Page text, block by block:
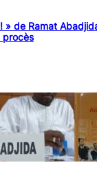
» de Ramat
procès